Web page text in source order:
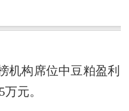
机构席位中豆粕盈利
元。